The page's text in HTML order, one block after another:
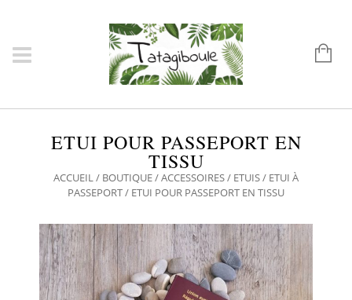
ETUI POUR PASSEPORT EN
TISSU
ACCUEIL/ BOUTIQUE/ACCESSOIRES/ ETUIS/ ETUI À
PASSEPORT/ ETUI POUR PASSEPORT EN TISSU